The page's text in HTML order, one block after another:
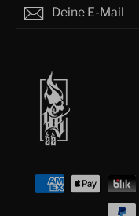
E-
Abonnieren